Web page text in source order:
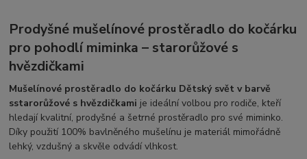
Prodyšné mušelínové prostěradlo do kočárku
pro pohodlí miminka – starorůžové s
hvězdičkami
Mušelínové prostěradlo do kočárku Dětský svět v barvě
sstarorůžové s hvězdičkami je ideální volbou pro rodiče, kteří
hledají kvalitní, prodyšné a šetrné prostěradlo pro své miminko.
Díky použití 100% bavlněného mušelínu je materiál mimořádně
lehký, vzdušný a skvěle odvádí vlhkost.